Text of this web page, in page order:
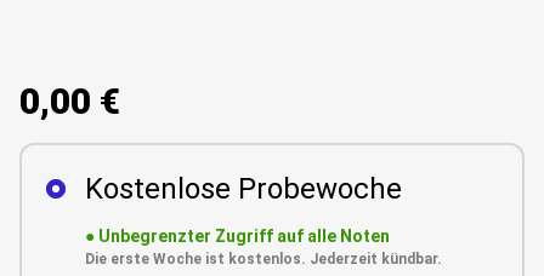
0,00 €
Kostenlose Probewoche
● Unbegrenzter Zugriff auf alle Noten
Die erste Woche ist kostenlos. Jederzeit kündbar.